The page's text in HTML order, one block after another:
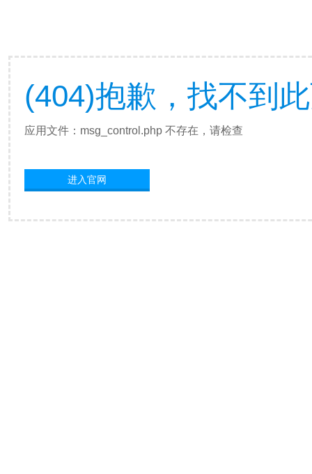
(404)抱歉，找不到
应用文件：msg_control.php 不存在，请检查
进入官网